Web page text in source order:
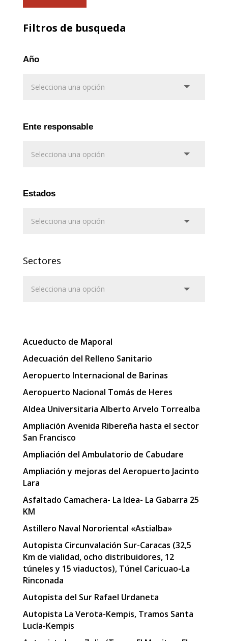
Filtros de busqueda
Año
Ente responsable
Estados
Sectores
Acueducto de Maporal
Adecuación del Relleno Sanitario
Aeropuerto Internacional de Barinas
Aeropuerto Nacional Tomás de Heres
Aldea Universitaria Alberto Arvelo Torrealba
Ampliación Avenida Ribereña hasta el sector
San Francisco
Ampliación del Ambulatorio de Cabudare
Ampliación y mejoras del Aeropuerto Jacinto
Lara
Asfaltado Camachera- La Idea- La Gabarra 25
KM
Astillero Naval Nororiental «Astialba»
Autopista Circunvalación Sur-Caracas (32,5
Km de vialidad, ocho distribuidores, 12
túneles y 15 viaductos), Túnel Caricuao-La
Rinconada
Autopista del Sur Rafael Urdaneta
Autopista La Verota-Kempis, Tramos Santa
Lucía-Kempis